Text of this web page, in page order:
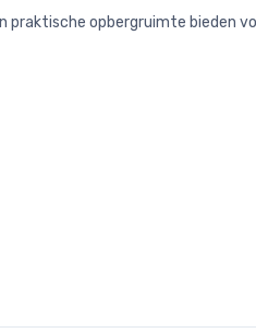
opbergruimte bieden